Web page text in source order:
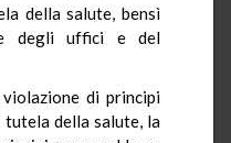
della salute, bensì
degli uffici e del
di principi
della salute, la